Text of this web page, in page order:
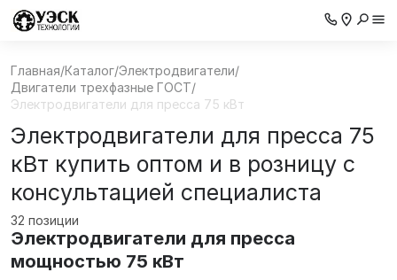
Главная/Каталог/Электродвигатели/
Двигатели трехфазные ГОСТ/
Электродвигатели для пресса 75 кВт
Электродвигатели для пресса 75
кВт купить оптом и в розницу с
консультацией специалиста
32 позиции
Электродвигатели для пресса
мощностью 75 кВт